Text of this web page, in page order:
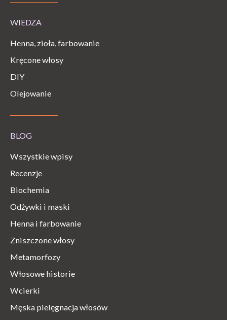
WIEDZA
Henna, zioła, farbowanie
Kręcone włosy
DIY
Olejowanie
BLOG
Wszystkie wpisy
Recenzje
Biochemia
Odżywki i maski
Henna i farbowanie
Zniszczone włosy
Metamorfozy
Włosowe historie
Wcierki
Męska pielęgnacja włosów